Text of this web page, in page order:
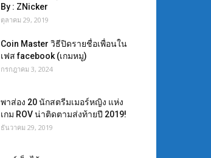
By : ZNicker
ตุลาคม 29, 2019
Coin Master วิธีปิดรายชื่อเพื่อนใน
เฟส facebook (เกมหมู)
กรกฎาคม 3, 2024
พาส่อง 20 นักสตรีมเมอร์หญิง แห่ง
เกม ROV น่าติดตามส่งท้ายปี 2019!
ธันวาคม 29, 2019